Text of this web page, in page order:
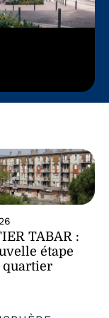
TABAR :
étape
quartier